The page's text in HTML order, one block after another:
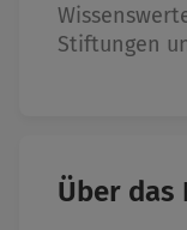
Stiftungen
Über das